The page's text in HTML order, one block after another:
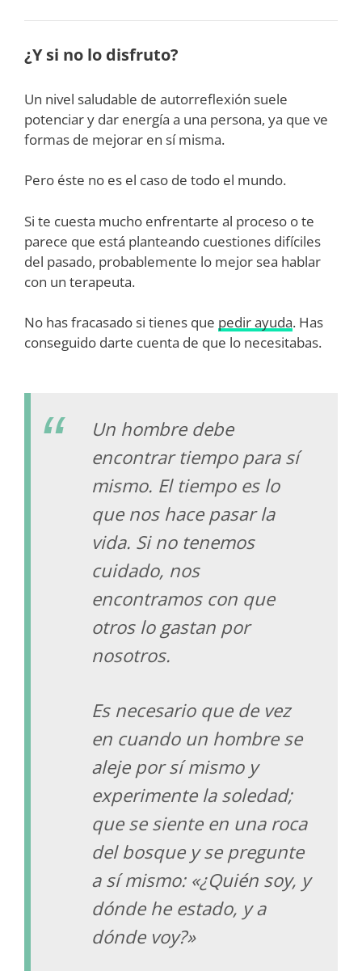
¿Y si no lo disfruto?
Un nivel saludable de autorreflexión suele
potenciar y dar energía a una persona, ya que ve
formas de mejorar en sí misma.
Pero éste no es el caso de todo el mundo.
Si te cuesta mucho enfrentarte al proceso o te
parece que está planteando cuestiones difíciles
del pasado, probablemente lo mejor sea hablar
con un terapeuta.
No has fracasado si tienes que pedir ayuda. Has
conseguido darte cuenta de que lo necesitabas.
Un hombre debe
encontrar tiempo para sí
mismo. El tiempo es lo
que nos hace pasar la
vida. Si no tenemos
cuidado, nos
encontramos con que
otros lo gastan por
nosotros.
Es necesario que de vez
en cuando un hombre se
aleje por sí mismo y
experimente la soledad;
que se siente en una roca
del bosque y se pregunte
a sí mismo: «¿Quién soy, y
dónde he estado, y a
dónde voy?»